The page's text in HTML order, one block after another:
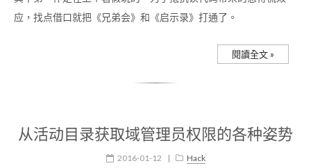
应，找点借口就把《兄弟会》和《启示录》打通了。
閱讀全文 »
从活动目录获取域管理员权限的各种姿势
2016-01-12 | Hack